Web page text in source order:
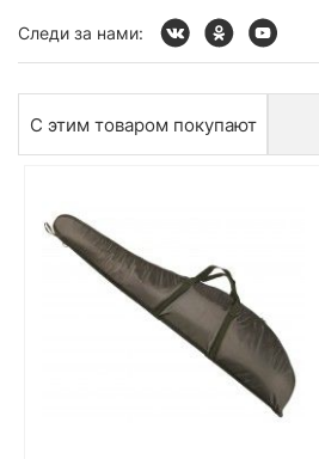
Следи за нами:
С этим товаром покупают